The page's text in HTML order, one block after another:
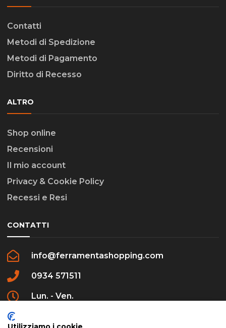
Contatti
Metodi di Spedizione
Metodi di Pagamento
Diritto di Recesso
ALTRO
Shop online
Recensioni
Il mio account
Privacy & Cookie Policy
Recessi e Resi
CONTATTI
info@ferramentashopping.com
0934 571511
Lun. - Ven.